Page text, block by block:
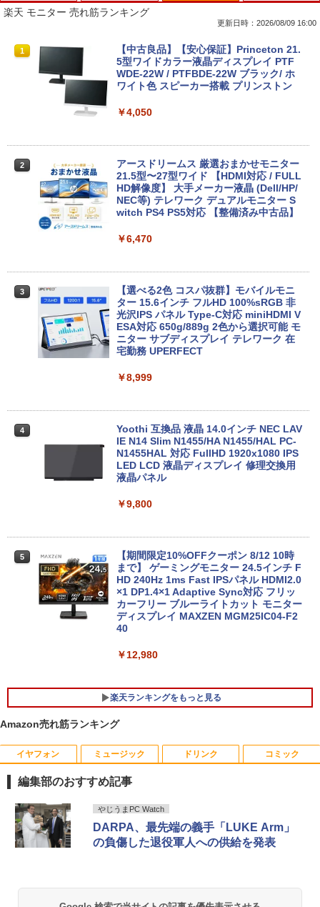
1
8月5日限定10倍＆抽選10000P！｜2021
年モデル！高性能ノートパソコン Windo
ws11 富士通 LIFEBOOK A5511 第11世
代Celeron 6305U最大メモリ32GB 秒速
画面 ノートパソコン中古 オフィス付き
￥15,120
新古品ノートパソコン Intel Celeron Wi
ndows11 Pro Office 2024付き メモリ16
oth 無線LAN USB3.0 軽量 モバイル ビ
￥21,980
【1500円OFFクーポン】【DVDドライブ
&テンキー】ノートパソコン 中古パソコ
ン 15.6インチ SSD256GB メモリ8GB C
付き Windows11 東芝 dynabook B65
￥21,800
【★最大100%ポイント】【新生活応援・
HD】富士通 LIFEBOOK U939/第8世代 C
SB-C/USB3.1/パソコン 中古PC 中古ノー
トパソコン Windows11
￥25,800
ノートパソコン 新品 14インチ Office搭
モリ 12GB SSD 128GB 256GB 512GB 1
￥29,800
1
R309-Apple Mac mini A1347 1点 MacO
S Catalina 10.15.7/CPU Core i5-4260U/
メモリ 4GB/SATA 500GB intel HD Grap
hics 5000 1536MB グラフィックス搭載
中古パソコン | NEC | Mate MRL36L-5 |
Windows11 | デスクトップ | 一年保証 |
第9世代 | Core i3 9100 3.6(〜最大4.2)G
Hz | MEM:8GB | SSD:256GB(新品) | DV
【エントリーでポイント100％還元のチ
ャンス】GMKtec G5S ミニpc 【Intel N
5095 DDR5 8GB 128GB SSD】mini pc
Windows11 Pro 超軽量 4コア/4スレッド
2.9GHz ミニパソコン M.2 2242 SATA WI
トップPC NucBox みにpc 省エネ オフィ
￥46,248
Office2024付き デスクトップPC デスク
トップ パソコン ビジネス 第14世代 core
SSD 128GB～2TB メモリ8GB～32GB 2
み
￥45,700
★レノボ / Lenovo ThinkCentre M70q
Tiny Gen 5 12TES7DK00 (Windows 11
GB/SSD:256GB)【デスクトップパソコ
￥139,500
楽天 モニター 売れ筋ランキング
更新日時：2026/08/09 16:00
1
【中古良品】【安心保証】Princeton 21.
5型ワイドカラー液晶ディスプレイ PTF
WDE-22W / PTFBDE-22W ブラック/ ホ
ワイト色 スピーカー搭載 プリンストン
￥4,050
2
アースドリームス 厳選おまかせモニター
21.5型〜27型ワイド 【HDMI対応 / FULL
HD解像度】 大手メーカー液晶 (Dell/HP/
NEC等) テレワーク デュアルモニター S
witch PS4 PS5対応 【整備済み中古品】
￥6,470
3
【選べる2色 コスパ抜群】モバイルモニ
ター 15.6インチ フルHD 100%sRGB 非
光沢IPS パネル Type-C対応 miniHDMI V
ESA対応 650g/889g 2色から選択可能 モ
ニター サブディスプレイ テレワーク 在
宅勤務 UPERFECT
￥8,999
4
Yoothi 互換品 液晶 14.0インチ NEC LAV
IE N14 Slim N1455/HA N1455/HAL PC-
N1455HAL 対応 FullHD 1920x1080 IPS
LED LCD 液晶ディスプレイ 修理交換用
液晶パネル
￥9,800
5
【期間限定10%OFFクーポン 8/12 10時
まで】 ゲーミングモニター 24.5インチ F
HD 240Hz 1ms Fast IPSパネル HDMI2.0
×1 DP1.4×1 Adaptive Sync対応 フリッ
カーフリー ブルーライトカット モニター
ディスプレイ MAXZEN MGM25IC04-F2
40
￥12,980
楽天ランキングをもっと見る
1 YOGAポーズの教科書 [ 綿本彰 ]
￥2,090
￥19,118
Amazon売れ筋ランキング
イヤフォン
Anker Soundcore P40i オフホワイト
￥7,990
ミュージック
BRUCE WAYNE feat. Flo Milli, ATL Jacob
￥250
ドリンク
【Amazon.co.jp限定】 い・ろ・は・す 2L P
￥1,112
コミック
薬屋のひとりごと 17巻 (デジタル版ビッグガ
￥770
編集部のおすすめ記事
やじうまPC Watch
DARPA、最先端の義手「LUKE Arm」
の負傷した退役軍人への供給を発表